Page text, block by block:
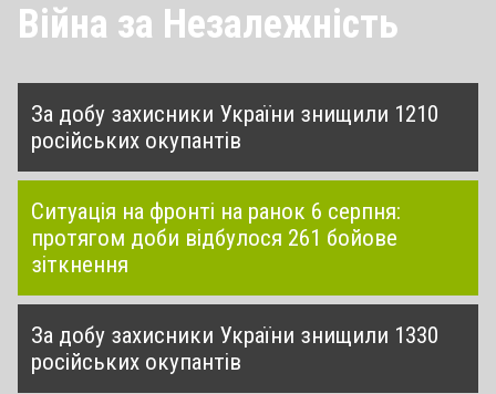
Війна за Незалежність
За добу захисники України знищили 1210
російських окупантів
Ситуація на фронті на ранок 6 серпня:
протягом доби відбулося 261 бойове
зіткнення
За добу захисники України знищили 1330
російських окупантів